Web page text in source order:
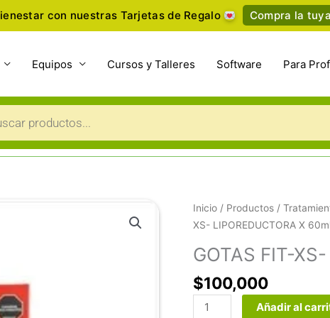
con nuestras Tarjetas de Regalo Compra la
Equipos Cursos y Talleres Software Para
Inicio / Productos /
XS- LIPOREDUCTORA X
GOTAS FIT-
$100,000
GOTAS
FIT-
LIPOREDUCTORA
X
60ml
cantidad
Añadir al